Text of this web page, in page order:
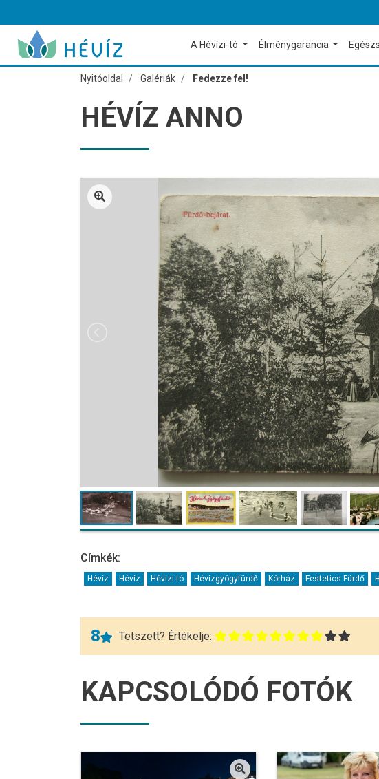
A Hévízi-tó Élménygarancia
Nyitóoldal Galériák Fedezze fel!
HÉVÍZ ANNO
Címkék:
Hévíz Hévíz Hévízi tó Hévízgyógyfürdő Kórház Festetics Fürdő
8 Tetszett? Értékelje:
KAPCSOLÓDÓ FOTÓK